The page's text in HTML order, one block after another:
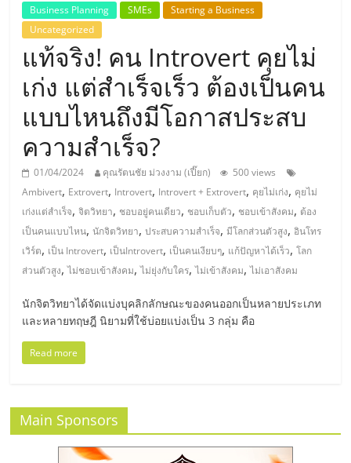
เอ
ส
เอ็
มอี
ไทย,
SMEs,
แฟ
รน
ไชส์,
ที่
Business Planning SMEs
Starting a Business
Uncategorized
แท้จริง! คน Introvert คุยไม่
เก่ง แต่สำเร็จเร็ว ต้องเป็นคน
แบบไหนถึงมีโอกาสประสบ
ความสำเร็จ?
01/04/2024 คุณรัตนชัย ม่วงงาม (เปี๊ยก)
500 views
Ambivert, Extrovert, Introvert, Introvert + Extrovert, คุยไม่เก่ง, คุยไม่
เก่งแต่สำเร็จ,จิตวิทยา, ชอบอยู่คนเดียว, ชอบเก็บตัว, ชอบเข้าสังคม, ต้อง
เป็นคนแบบไหน,นักจิตวิทยา,ประสบความสำเร็จ,มีโลกส่วนตัวสูง,อินโทร
เวิร์ต, เป็น Introvert, เป็นIntrovert, เป็นคนเงียบๆ, แก้ปัญหาได้เร็ว,โลก
ส่วนตัวสูง,ไม่ชอบเข้าสังคม,ไม่ยุ่งกับใคร,ไม่เข้าสังคม,ไม่เอาสังคม
นักจิตวิทยาได้จัดแบ่งบุคลิกลักษณะของคนออกเป็นหลายประเภท
และหลายทฤษฎี นิยามที่ใช้บ่อยแบ่งเป็น 3 กลุ่ม คือ
Read more
Main Sponsors